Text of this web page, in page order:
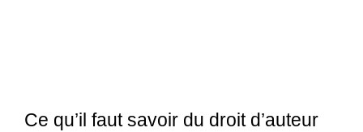
Ce qu’il faut savoir du droit d’auteur